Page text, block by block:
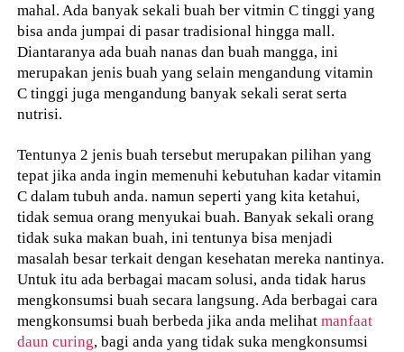
mahal. Ada banyak sekali buah ber vitmin C tinggi yang
bisa anda jumpai di pasar tradisional hingga mall.
Diantaranya ada buah nanas dan buah mangga, ini
merupakan jenis buah yang selain mengandung vitamin
C tinggi juga mengandung banyak sekali serat serta
nutrisi.
Tentunya 2 jenis buah tersebut merupakan pilihan yang
tepat jika anda ingin memenuhi kebutuhan kadar vitamin
C dalam tubuh anda. namun seperti yang kita ketahui,
tidak semua orang menyukai buah. Banyak sekali orang
tidak suka makan buah, ini tentunya bisa menjadi
masalah besar terkait dengan kesehatan mereka nantinya.
Untuk itu ada berbagai macam solusi, anda tidak harus
mengkonsumsi buah secara langsung. Ada berbagai cara
mengkonsumsi buah berbeda jika anda melihatmanfaat
daun curing, bagi anda yang tidak suka mengkonsumsi